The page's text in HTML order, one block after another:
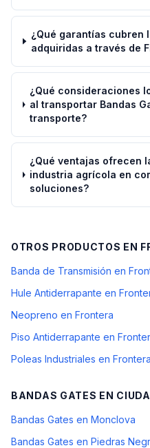
¿Qué garantías cubren
adquiridas a través de
¿Qué consideraciones
al transportar Bandas
transporte?
¿Qué ventajas ofrecen
industria agrícola en
soluciones?
OTROS PRODUCTOS EN
Banda de Transmisión en
Hule Antiderrapante en
Neopreno en Frontera
Piso Antiderrapante en
Poleas Industriales en Frontera
BANDAS GATES EN
Bandas Gates en Monclova
Bandas Gates en Piedras